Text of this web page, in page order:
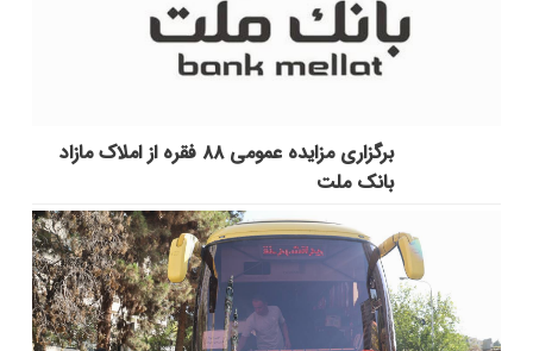
برگزاری مزایده عمومی ۸۸ فقره از املاک مازاد
بانک ملت